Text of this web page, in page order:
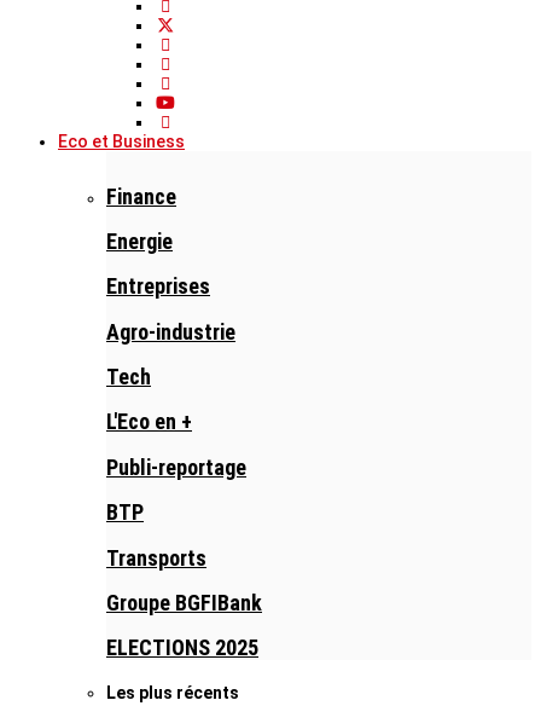
Eco et Business
Finance
Energie
Entreprises
Agro-industrie
Tech
L'Eco en +
Publi-reportage
BTP
Transports
Groupe BGFIBank
ELECTIONS 2025
Les plus récents